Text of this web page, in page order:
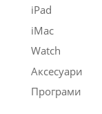
iPad
iMac
Watch
Аксесуари
Програми